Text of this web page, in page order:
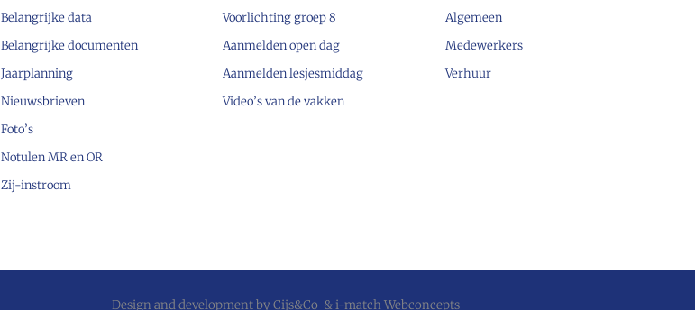
Belangrijke data
Belangrijke documenten
Jaarplanning
Nieuwsbrieven
Foto’s
Notulen MR en OR
Zij-instroom
Voorlichting groep 8
Aanmelden open dag
Aanmelden lesjesmiddag
Video’s van de vakken
Algemeen
Medewerkers
Verhuur
Design and development by Cijs&Co &i-match Webconcepts